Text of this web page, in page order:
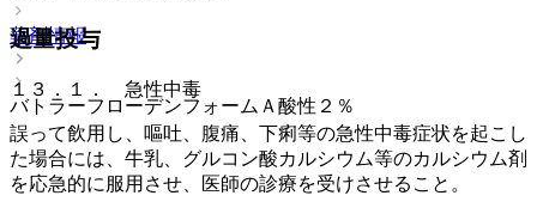
薬剤情報
バトラーフローデンフォームＡ酸性２％
過量投与
１３．１． 急性中毒
誤って飲用し、嘔吐、腹痛、下痢等の急性中毒症状を起こし
た場合には、牛乳、グルコン酸カルシウム等のカルシウム剤
を応急的に服用させ、医師の診療を受けさせること。